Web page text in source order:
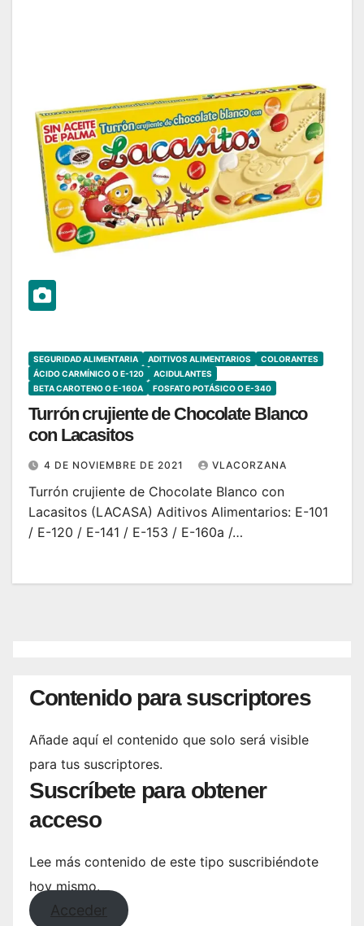
SEGURIDAD ALIMENTARIA ADITIVOS ALIMENTARIOS
COLORANTES
ÁCIDO CARMÍNICO O E-120
ACIDULANTES
BETA CAROTENO O E-160A
FOSFATO POTÁSICO O E-340
Turrón crujiente de Chocolate Blanco
con Lacasitos
4 DE NOVIEMBRE DE 2021 VLACORZANA
Turrón crujiente de Chocolate Blanco con
Lacasitos (LACASA) Aditivos Alimentarios: E-101
/ E-120 / E-141 / E-153 / E-160a /…
Contenido para suscriptores
Añade aquí el contenido que solo será visible
para tus suscriptores.
Suscríbete para obtener
acceso
Lee más contenido de este tipo suscribiéndote
hoy mismo.
Acceder